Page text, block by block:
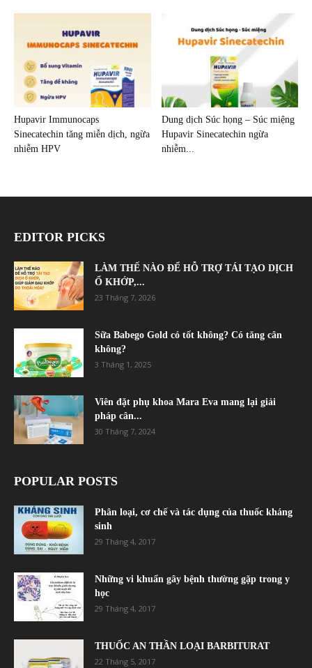
Hupavir Immunocaps
Sinecatechin tăng miễn dịch, ngừa
nhiễm HPV
Dung dịch Súc họng – Súc miệng
Hupavir Sinecatechin ngừa
nhiễm...
EDITOR PICKS
LÀM THẾ NÀO ĐỂ HỖ TRỢ TÁI TẠO DỊCH
Ổ KHỚP,...
23 Tháng 7, 2026
Sữa Babego Gold có tốt không? Có tăng cân
không?
3 Tháng 1, 2025
Viên đặt phụ khoa Mara Eva mang lại giải
pháp cân...
30 Tháng 7, 2024
POPULAR POSTS
Phân loại, cơ chế và tác dụng của thuốc kháng
sinh
29 Tháng 4, 2017
Những vi khuẩn gây bệnh thường gặp trong y
học
29 Tháng 4, 2017
THUỐC AN THẦN LOẠI BARBITURAT
22 Tháng 5, 2017